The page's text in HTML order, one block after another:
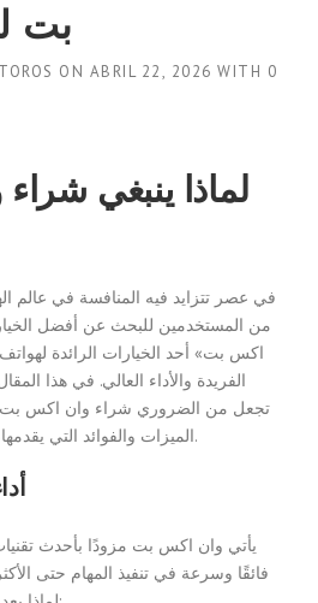
بت
ON ABRIL 22, 2026 WITH 0
لماذا ينبغي
في عصر تتزايد فيه المنافسة في عالم
من المستخدمين للبحث عن أفضل
اكس بت» أحد الخيارات الرائدة
الفريدة والأداء العالي. في هذا
تجعل من الضروري شراء وان اكس بت
الميزات والفوائد التي يقدمها، مما يجعله استثمارًا حكيمًا.
يأتي وان اكس بت مزودًا بأحدث
فائقًا وسرعة في تنفيذ المهام حتى